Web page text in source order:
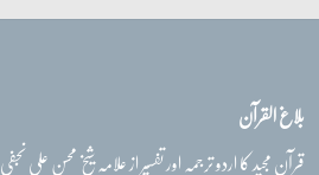
بلاغ القرآن
قرآن مجید کا اردو ترجمہ اور تفسیر از علامہ شیخ محسن علی نجفی